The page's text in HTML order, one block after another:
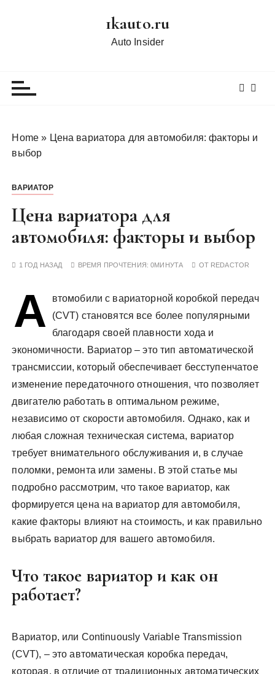
1kauto.ru
Auto Insider
Home » Цена вариатора для автомобиля: факторы и
выбор
ВАРИАТОР
Цена вариатора для
автомобиля: факторы и выбор
1 ГОД НАЗАД ВРЕМЯ ПРОЧТЕНИЯ:0МИНУТА ОТ REDACTOR
А
втомобили с вариаторной коробкой передач
(CVT) становятся все более популярными
благодаря своей плавности хода и
экономичности. Вариатор – это тип автоматической
трансмиссии, который обеспечивает бесступенчатое
изменение передаточного отношения, что позволяет
двигателю работать в оптимальном режиме,
независимо от скорости автомобиля. Однако, как и
любая сложная техническая система, вариатор
требует внимательного обслуживания и, в случае
поломки, ремонта или замены. В этой статье мы
подробно рассмотрим, что такое вариатор, как
формируется цена на вариатор для автомобиля,
какие факторы влияют на стоимость, и как правильно
выбрать вариатор для вашего автомобиля.
Что такое вариатор и как он
работает?
Вариатор, или Continuously Variable Transmission
(CVT), – это автоматическая коробка передач,
которая, в отличие от традиционных автоматических